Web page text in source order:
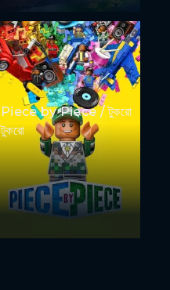
Piece by Piece / টুকরো
টুকরো